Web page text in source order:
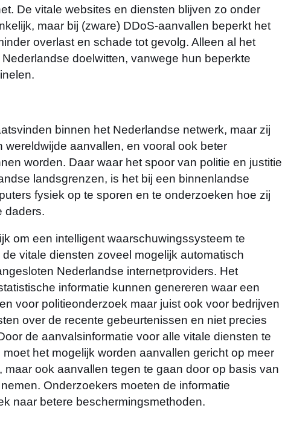
De vitale websites en diensten blijven zo onder
maar bij (zware) DDoS-aanvallen beperkt het
overlast en schade tot gevolg. Alleen al het
doelwitten, vanwege hun beperkte
binnen het Nederlandse netwerk, maar zij
aanvallen, en vooral ook beter
worden. Daar waar het spoor van politie en justitie
landsgrenzen, is het bij een binnenlandse
fysiek op te sporen en te onderzoeken hoe zij
daders.
om een intelligent waarschuwingssysteem te
vitale diensten zoveel mogelijk automatisch
Nederlandse internetproviders. Het
informatie kunnen genereren waar een
voor politieonderzoek maar juist ook voor bedrijven
over de recente gebeurtenissen en niet precies
de aanvalsinformatie voor alle vitale diensten te
het mogelijk worden aanvallen gericht op meer
ook aanvallen tegen te gaan door op basis van
Onderzoekers moeten de informatie
naar betere beschermingsmethoden.